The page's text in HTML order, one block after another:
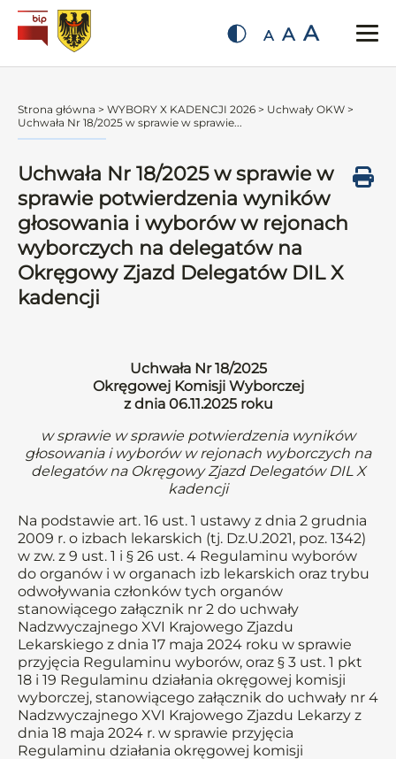
A A A
Strona główna > WYBORY X KADENCJI 2026 > Uchwały OKW >
Uchwała Nr 18/2025 w sprawie w sprawie...
Uchwała Nr 18/2025 w sprawie w
sprawie potwierdzenia wyników
głosowania i wyborów w rejonach
wyborczych na delegatów na
Okręgowy Zjazd Delegatów DIL X
kadencji
Uchwała Nr 18/2025
Okręgowej Komisji Wyborczej
z dnia 06.11.2025 roku
w sprawie w sprawie potwierdzenia wyników
głosowania i wyborów w rejonach wyborczych na
delegatów na Okręgowy Zjazd Delegatów DIL X
kadencji
Na podstawie art. 16 ust. 1 ustawy z dnia 2 grudnia
2009 r. o izbach lekarskich (tj. Dz.U.2021, poz. 1342)
w zw. z 9 ust. 1 i § 26 ust. 4 Regulaminu wyborów
do organów i w organach izb lekarskich oraz trybu
odwoływania członków tych organów
stanowiącego załącznik nr 2 do uchwały
Nadzwyczajnego XVI Krajowego Zjazdu
Lekarskiego z dnia 17 maja 2024 roku w sprawie
przyjęcia Regulaminu wyborów, oraz § 3 ust. 1 pkt
18 i 19 Regulaminu działania okręgowej komisji
wyborczej, stanowiącego załącznik do uchwały nr 4
Nadzwyczajnego XVI Krajowego Zjazdu Lekarzy z
dnia 18 maja 2024 r. w sprawie przyjęcia
Regulaminu działania okręgowej komisji